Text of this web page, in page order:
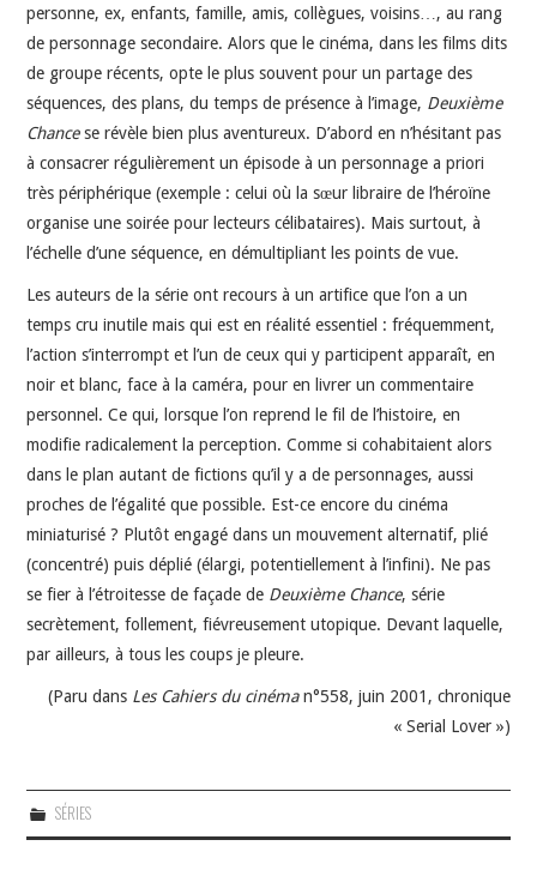
personne, ex, enfants, famille, amis, collègues, voisins…, au rang
de personnage secondaire. Alors que le cinéma, dans les films dits
de groupe récents, opte le plus souvent pour un partage des
séquences, des plans, du temps de présence à l’image, Deuxième
Chancese révèle bien plus aventureux. D’abord en n’hésitant pas
à consacrer régulièrement un épisode à un personnage a priori
très périphérique (exemple : celui où la sœur libraire de l’héroïne
organise une soirée pour lecteurs célibataires). Mais surtout, à
l’échelle d’une séquence, en démultipliant les points de vue.
Les auteurs de la série ont recours à un artifice que l’on a un
temps cru inutile mais qui est en réalité essentiel : fréquemment,
l’action s’interrompt et l’un de ceux qui y participent apparaît, en
noir et blanc, face à la caméra, pour en livrer un commentaire
personnel. Ce qui, lorsque l’on reprend le fil de l’histoire, en
modifie radicalement la perception. Comme si cohabitaient alors
dans le plan autant de fictions qu’il y a de personnages, aussi
proches de l’égalité que possible. Est-ce encore du cinéma
miniaturisé ? Plutôt engagé dans un mouvement alternatif, plié
(concentré) puis déplié (élargi, potentiellement à l’infini). Ne pas
se fier à l’étroitesse de façade de Deuxième Chance, série
secrètement, follement, fiévreusement utopique. Devant laquelle,
par ailleurs, à tous les coups je pleure.
(Paru dans Les Cahiers du cinéman°558, juin 2001, chronique
« Serial Lover »)
SÉRIES